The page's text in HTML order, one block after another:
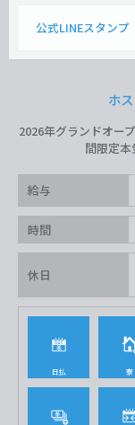
公式LINEスタンプ
ホ
2026年グランドオー
間限定本
給与
時間
休日
日払 寮